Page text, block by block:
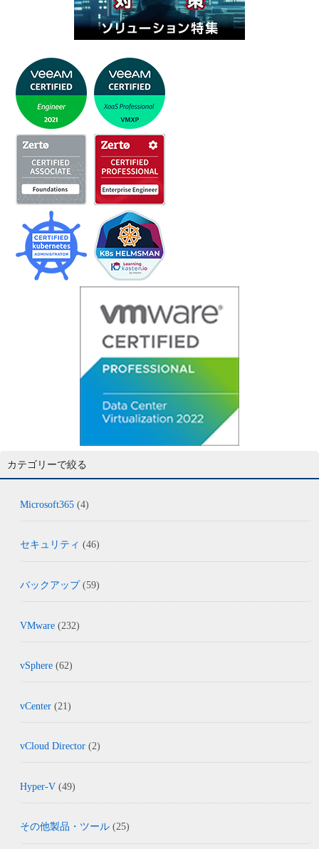
カテゴリーで絞る
Microsoft365 (4)
セキュリティ (46)
バックアップ(59)
VMware (232)
vSphere (62)
vCenter (21)
vCloud Director (2)
Hyper-V (49)
その他製品・ツール (25)